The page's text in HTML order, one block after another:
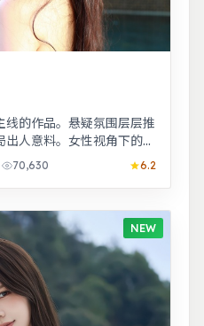
线的作品。悬疑氛围层层推
人意料。女性视角下的职
，共鸣感强。
70,630 6.2
NEW